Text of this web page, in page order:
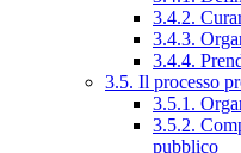
3.4.2.
3.4.3.
3.4.4.
3.5. Il processo
3.5.1.
3.5.2.
pubblico